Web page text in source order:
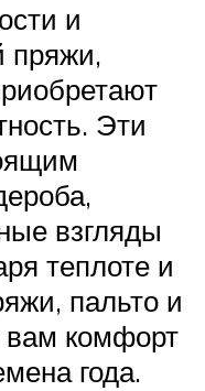
и
пряжи,
Эти
взгляды
теплоте и
пальто и
вам комфорт
года.